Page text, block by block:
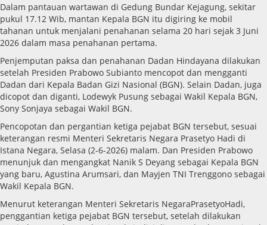
Dalam pantauan wartawan di Gedung Bundar Kejagung, sekitar
pukul 17.12 Wib, mantan Kepala BGN itu digiring ke mobil
tahanan untuk menjalani penahanan selama 20 hari sejak 3 Juni
2026 dalam masa penahanan pertama.
Penjemputan paksa dan penahanan Dadan Hindayana dilakukan
setelah Presiden Prabowo Subianto mencopot dan mengganti
Dadan dari Kepala Badan Gizi Nasional (BGN). Selain Dadan, juga
dicopot dan diganti, Lodewyk Pusung sebagai Wakil Kepala BGN,
Sony Sonjaya sebagai Wakil BGN.
Pencopotan dan pergantian ketiga pejabat BGN tersebut, sesuai
keterangan resmi Menteri Sekretaris Negara Prasetyo Hadi di
Istana Negara, Selasa (2-6-2026) malam. Dan Presiden Prabowo
menunjuk dan mengangkat Nanik S Deyang sebagai Kepala BGN
yang baru, Agustina Arumsari, dan Mayjen TNI Trenggono sebagai
Wakil Kepala BGN.
Menurut keterangan Menteri Sekretaris NegaraPrasetyoHadi,
penggantian ketiga pejabat BGN tersebut, setelah dilakukan